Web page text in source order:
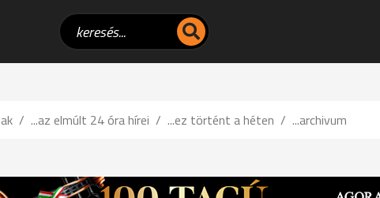
...az elmúlt 24 óra hírei ...ez történt a héten ...archivum